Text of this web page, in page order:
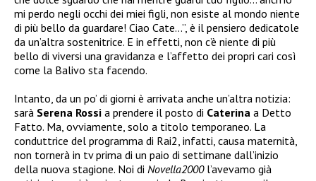
mi perdo negli occhi dei miei figli, non esiste al mondo niente
di più bello da guardare! Ciao Cate…”, è il pensiero dedicatole
da un’altra sostenitrice. E in effetti, non c’è niente di più
bello di viversi una gravidanza e l’affetto dei propri cari così
come la Balivo sta facendo.
Intanto, da un po’ di giorni è arrivata anche un’altra notizia:
sarà Serena Rossi a prendere il posto di Caterina a Detto
Fatto. Ma, ovviamente, solo a titolo temporaneo. La
conduttrice del programma di Rai2, infatti, causa maternità,
non tornerà in tv prima di un paio di settimane dall’inizio
della nuova stagione. Noi di Novella2000l’avevamo già